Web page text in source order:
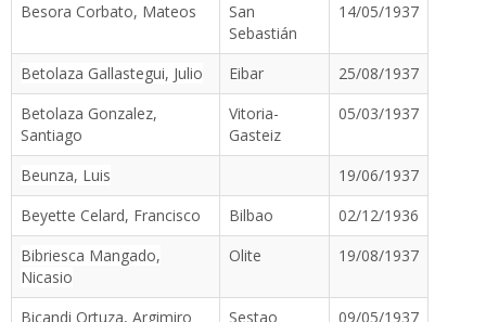
Besora Corbato, Mateos
San
Sebastián
14/05/1937
Betolaza Gallastegui, Julio Eibar
25/08/1937
Betolaza Gonzalez,
Santiago
Vitoria-
Gasteiz
05/03/1937
Beunza, Luis
19/06/1937
Beyette Celard, Francisco
Bilbao
02/12/1936
Bibriesca Mangado,
Nicasio
Olite 19/08/1937
Bicandi Ortuza, Argimiro Sestao
09/05/1937